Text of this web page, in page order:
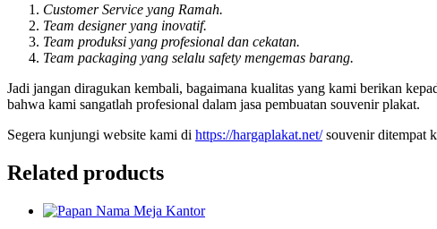
Customer Service yang Ramah.
Team designer yang inovatif.
Team produksi yang profesional dan cekatan.
Team packaging yang selalu safety mengemas barang.
Jadi jangan diragukan kembali, bagaimana kualitas yang kami berikan
bahwa kami sangatlah profesional dalam jasa pembuatan souvenir plakat.
Segera kunjungi website kami di https://hargaplakat.net/souvenir ditempat
Related products